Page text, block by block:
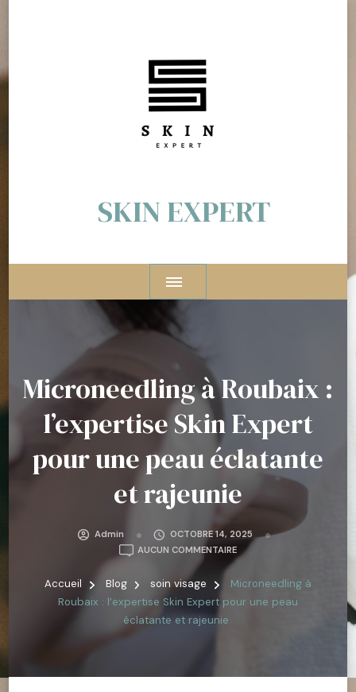
SKIN EXPERT
Microneedling à Roubaix :
l’expertise Skin Expert
pour une peau éclatante
et rajeunie
Admin
OCTOBRE 14, 2025
AUCUN COMMENTAIREMICRONEEDLING
ROUBAIX
:
UNE
Accueil Blog soin visage
Microneedling à
Roubaix : l’expertise Skin Expert pour une peau
éclatante et rajeunie